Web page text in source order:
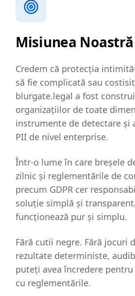
Misiunea Noastră
Credem că protecția
să fie complicată sau
blurgate.legal a fost
organizațiilor de toate
instrumente de detectare și
PII de nivel enterprise.
Într-o lume în care breșele
zilnic și reglementările de
precum GDPR cer
soluție simplă și
funcționează pur și simplu.
Fără cutii negre. Fără jocuri
rezultate deterministe,
puteți avea încredere
cu reglementările.